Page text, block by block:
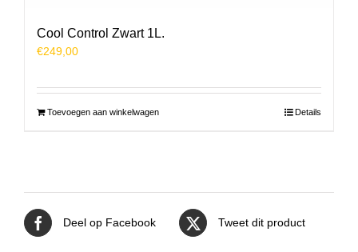
Cool Control Zwart 1L.
€249,00
Toevoegen aan winkelwagen Details
Deel op Facebook Tweet dit product